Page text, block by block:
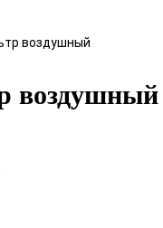
воздушный
воздушный